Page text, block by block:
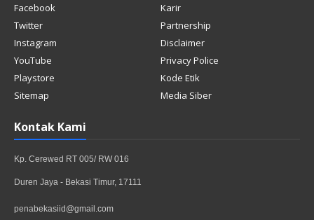
Facebook
Karir
Twitter
Partnership
Instagram
Disclaimer
YouTube
Privacy Police
Playstore
Kode Etik
Sitemap
Media Siber
Kontak Kami
Kp. Cerewed RT 005/ RW 016
Duren Jaya - Bekasi Timur, 17111
penabekasiid@gmail.com